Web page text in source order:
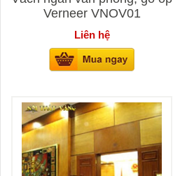
Verneer VNOV01
Liên hệ